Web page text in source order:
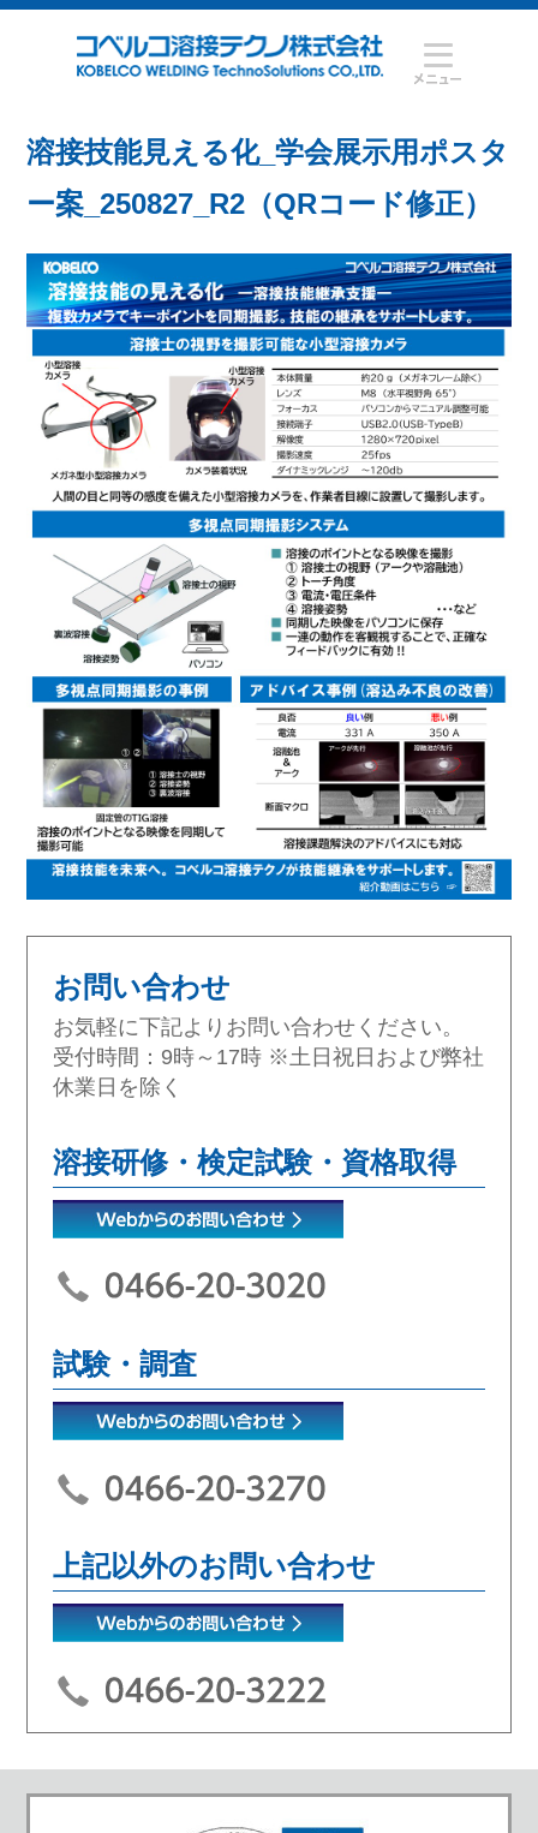
溶接技能見える化_学会展示用ポスタ
ー案_250827_R2（QRコード修正）
お問い合わせ
お気軽に下記よりお問い合わせください。
受付時間：9時～17時 ※土日祝日および弊社
休業日を除く
溶接研修・検定試験・資格取得
試験・調査
上記以外のお問い合わせ